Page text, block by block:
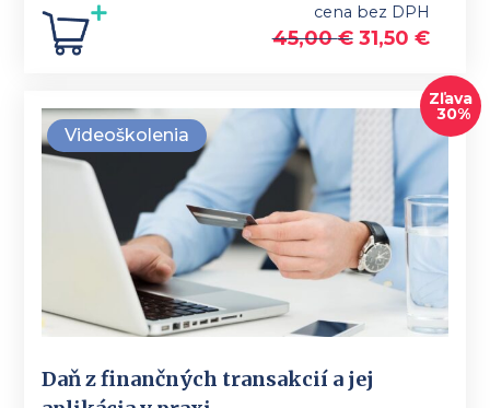
cena bez DPH
45,00€ 31,50 €
Videoškolenia
Zľava
30%
Daň z finančných transakcií a jej